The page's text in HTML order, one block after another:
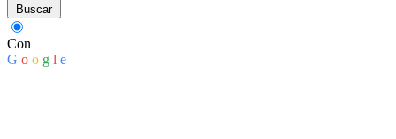
Buscar
Con
G o o g l e